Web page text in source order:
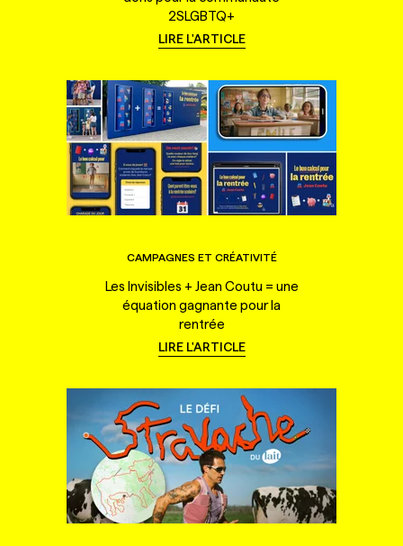
2SLGBTQ+
LIRE L'ARTICLE
CAMPAGNES ET CRÉATIVITÉ
Les Invisibles + Jean Coutu = une
équation gagnante pour la
rentrée
LIRE L'ARTICLE